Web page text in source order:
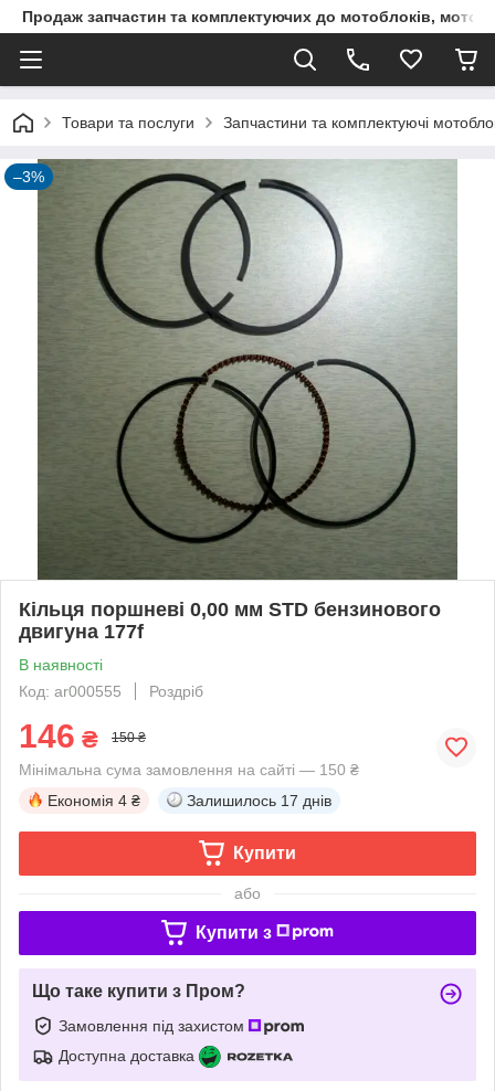
Продаж запчастин та комплектуючих до мотоблоків,
Товари та послуги Запчастини та комплектуючі
–3%
Кільця поршневі 0,00 мм STD бензинового
двигуна 177f
В наявності
Код: ar000555
Роздріб
146 ₴ 150 ₴
Мінімальна сума замовлення на сайті — 150 ₴
Економія 4 ₴ Залишилось 17 днів
Купити
або
Купити з
Що таке купити з Пром?
Замовлення під захистом
Доступна доставка